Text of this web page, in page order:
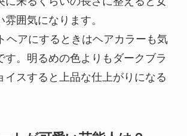
雰囲気になります。
ヘアにするときはヘアカラーも気
す。明るめの色よりもダークブラ
イスすると上品な仕上がりになる